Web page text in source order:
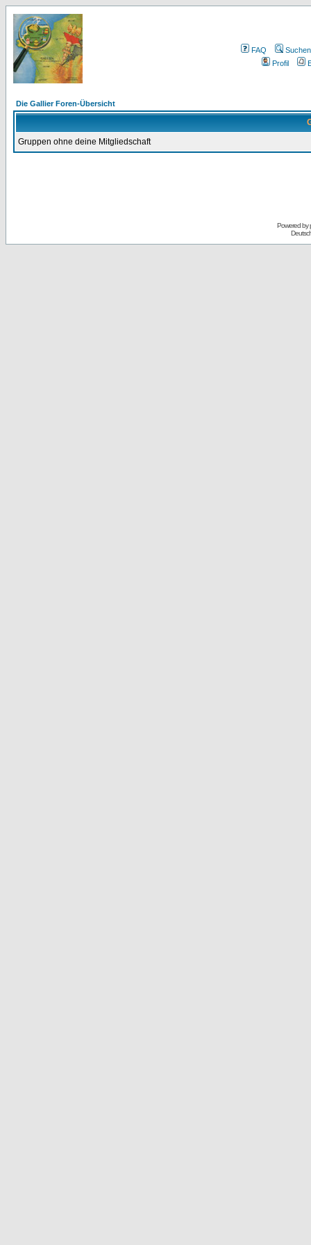
FAQ
Suchen
Profil
Die Gallier Foren-Übersicht
Gruppen ohne deine Mitgliedschaft
Powered by